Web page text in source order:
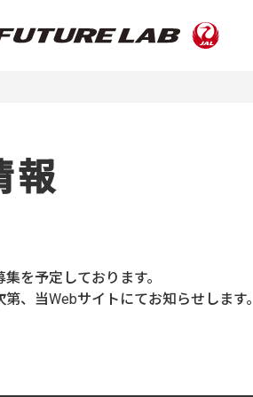
報
を予定しております。
、当Webサイトにてお知らせします。